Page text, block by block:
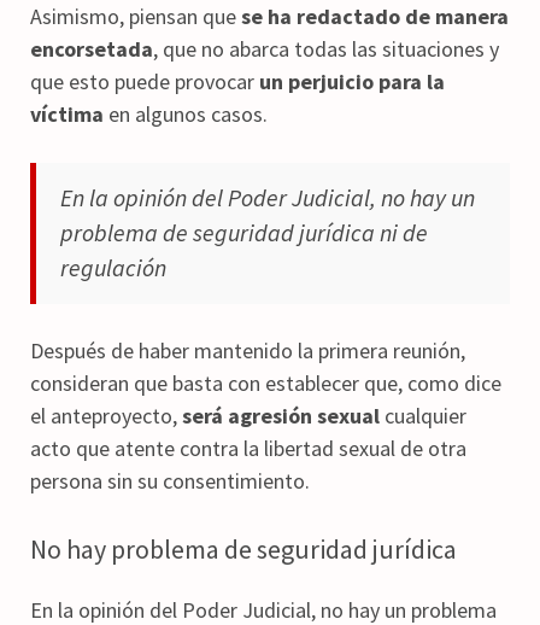
Asimismo, piensan quese ha redactado de manera
encorsetada, que no abarca todas las situaciones y
que esto puede provocar un perjuicio para la
víctima en algunos casos.
En la opinión del Poder Judicial, no hay un
problema de seguridad jurídica ni de
regulación
Después de haber mantenido la primera reunión,
consideran que basta con establecer que, como dice
el anteproyecto,será agresión sexual cualquier
acto que atente contra la libertad sexual de otra
persona sin su consentimiento.
No hay problema de seguridad jurídica
En la opinión del Poder Judicial, no hay un problema